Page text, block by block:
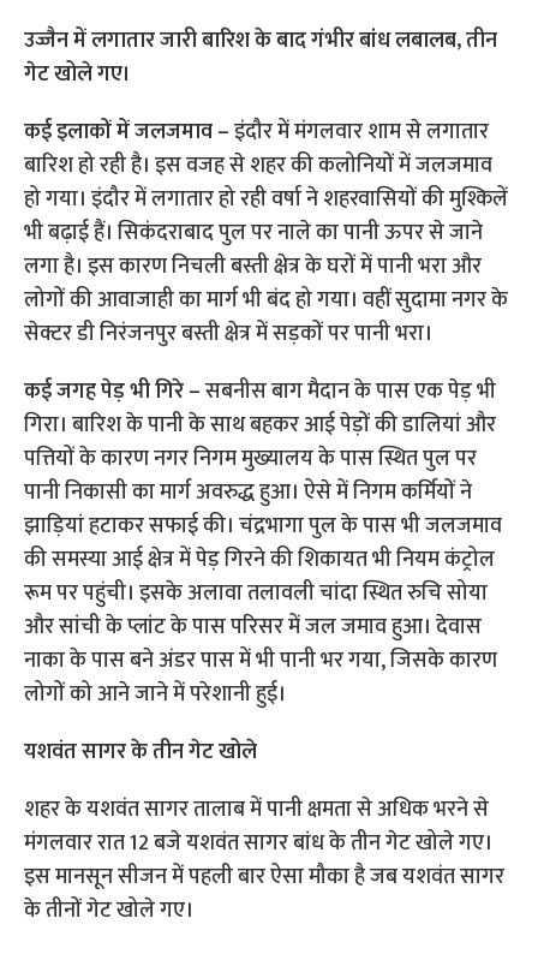
उज्जैन में लगातार जारी बारिश के बाद गंभीर बांध लबालब, तीन
गेट खोले गए।
कई इलाकों में जलजमाव –इंदौर में मंगलवार शाम से लगातार
बारिश हो रही है। इस वजह से शहर की कलोनियों में जलजमाव
हो गया। इंदौर में लगातार हो रही वर्षा ने शहरवासियों की मुश्किलें
भी बढ़ाई हैं। सिकंदराबाद पुल पर नाले का पानी ऊपर से जाने
लगा है। इस कारण निचली बस्ती क्षेत्र के घरों में पानी भरा और
लोगों की आवाजाही का मार्ग भी बंद हो गया। वहीं सुदामा नगर के
सेक्टर डी निरंजनपुर बस्ती क्षेत्र में सड़कों पर पानी भरा।
कई जगह पेड़ भी गिरे –सबनीस बाग मैदान के पास एक पेड़ भी
गिरा। बारिश के पानी के साथ बहकर आई पेड़ों की डालियां और
पत्तियों के कारण नगर निगम मुख्यालय के पास स्थित पुल पर
पानी निकासी का मार्ग अवरुद्ध हुआ। ऐसे में निगम कर्मियों ने
झाड़ियां हटाकर सफाई की। चंद्रभागा पुल के पास भी जलजमाव
की समस्या आई क्षेत्र में पेड़ गिरने की शिकायत भी नियम कंट्रोल
रूम पर पहुंची। इसके अलावा तलावली चांदा स्थित रुचि सोया
और सांची के प्लांट के पास परिसर में जल जमाव हुआ। देवास
नाका के पास बने अंडर पास में भी पानी भर गया, जिसके कारण
लोगों को आने जाने में परेशानी हुई।
यशवंत सागर के तीन गेट खोले
शहर के यशवंत सागर तालाब में पानी क्षमता से अधिक भरने से
मंगलवार रात 12 बजे यशवंत सागर बांध के तीन गेट खोले गए।
इस मानसून सीजन में पहली बार ऐसा मौका है जब यशवंत सागर
के तीनों गेट खोले गए।